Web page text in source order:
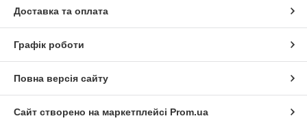
Доставка та оплата
Графік роботи
Повна версія сайту
Сайт створено на маркетплейсі Prom.ua